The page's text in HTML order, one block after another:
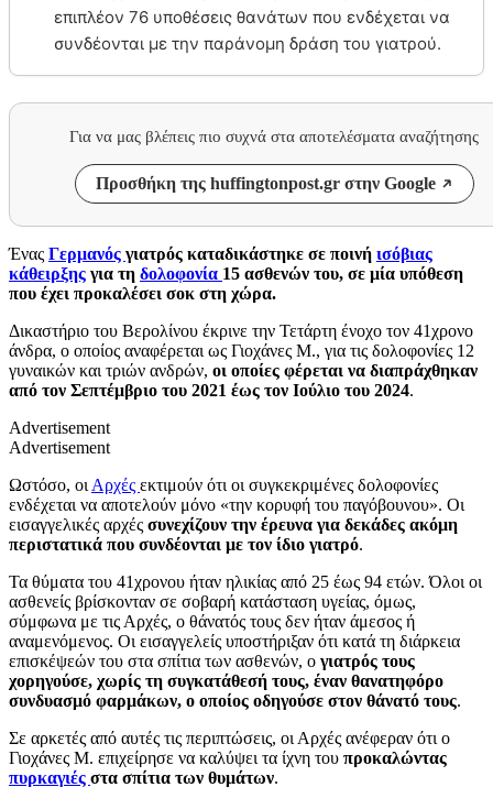
επιπλέον 76 υποθέσεις θανάτων που ενδέχεται να
συνδέονται με την παράνομη δράση του γιατρού.
Για να μας βλέπεις πιο συχνά στα αποτελέσματα αναζήτησης
Προσθήκη της huffingtonpost.gr στην Google
Ένας Γερμανός γιατρός καταδικάστηκε σε ποινή ισόβιας
κάθειρξης για τη δολοφονία 15 ασθενών του, σε μία υπόθεση
που έχει προκαλέσει σοκ στη χώρα.
Δικαστήριο του Βερολίνου έκρινε την Τετάρτη ένοχο τον 41χρονο
άνδρα, ο οποίος αναφέρεται ως Γιοχάνες Μ., για τις δολοφονίες 12
γυναικών και τριών ανδρών, οι οποίες φέρεται να διαπράχθηκαν
από τον Σεπτέμβριο του 2021 έως τον Ιούλιο του 2024.
Advertisement
Advertisement
Ωστόσο, οι Αρχές εκτιμούν ότι οι συγκεκριμένες δολοφονίες
ενδέχεται να αποτελούν μόνο «την κορυφή του παγόβουνου». Οι
εισαγγελικές αρχές συνεχίζουν την έρευνα για δεκάδες ακόμη
περιστατικά που συνδέονται με τον ίδιο γιατρό.
Τα θύματα του 41χρονου ήταν ηλικίας από 25 έως 94 ετών. Όλοι οι
ασθενείς βρίσκονταν σε σοβαρή κατάσταση υγείας, όμως,
σύμφωνα με τις Αρχές, ο θάνατός τους δεν ήταν άμεσος ή
αναμενόμενος. Οι εισαγγελείς υποστήριξαν ότι κατά τη διάρκεια
επισκέψεών του στα σπίτια των ασθενών, ο γιατρός τους
χορηγούσε, χωρίς τη συγκατάθεσή τους, έναν θανατηφόρο
συνδυασμό φαρμάκων, ο οποίος οδηγούσε στον θάνατό τους.
Σε αρκετές από αυτές τις περιπτώσεις, οι Αρχές ανέφεραν ότι ο
Γιοχάνες Μ. επιχείρησε να καλύψει τα ίχνη του προκαλώντας
πυρκαγιές στα σπίτια των θυμάτων.